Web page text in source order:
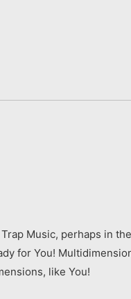
Music, perhaps in
for You!
like You!